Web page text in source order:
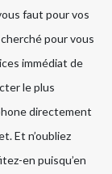
faut pour vos
pour vous
immédiat de
le plus
directement
Et n’oubliez
en puisqu’en